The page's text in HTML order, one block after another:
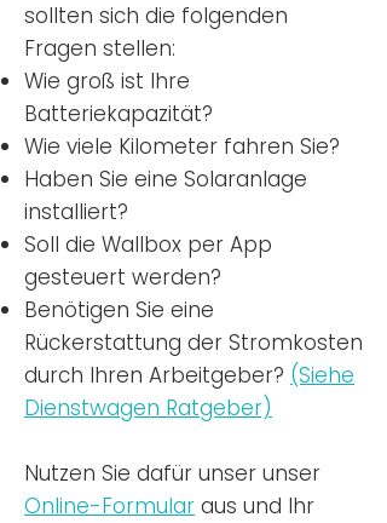
sollten sich die folgenden
Fragen stellen:
Wie groß ist Ihre
Batteriekapazität?
Wie viele Kilometer fahren Sie?
Haben Sie eine Solaranlage
installiert?
Soll die Wallbox per App
gesteuert werden?
Benötigen Sie eine
Rückerstattung der Stromkosten
durch Ihren Arbeitgeber? (Siehe
Dienstwagen Ratgeber)
Nutzen Sie dafür unser unser
Online-Formular aus und Ihr